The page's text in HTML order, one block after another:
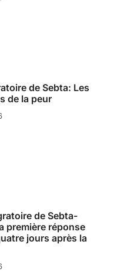
de Sebta: Les
de la peur
de Sebta-
première réponse
jours après la